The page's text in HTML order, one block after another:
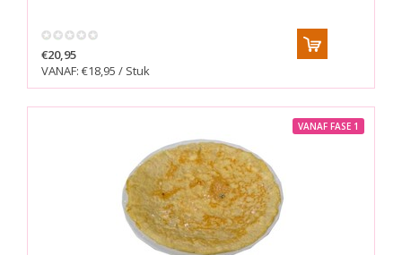
€20,95
VANAF: €18,95 / Stuk
VANAF FASE 1